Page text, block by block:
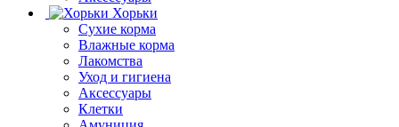
Хорьки
Сухие корма
Влажные корма
Лакомства
Уход и гигиена
Аксессуары
Клетки